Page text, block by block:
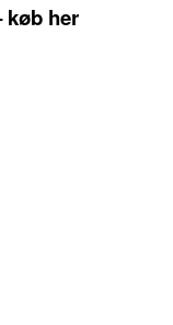
køb her